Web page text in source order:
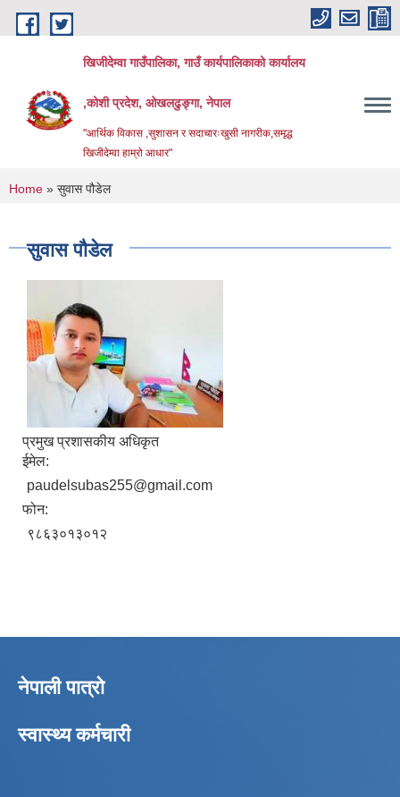
Skip to main content
खिजीदेम्वा गाउँपालिका, गाउँ कार्यपालिकाको कार्यालय
,कोशी प्रदेश, ओखलढुङ्गा, नेपाल
"आर्थिक विकास ,सुशासन र सदाचारःखुसी नागरीक,समृद्ध
खिजीदेम्वा हाम्रो आधार"
You are here
Home » सुवास पौडेल
सुवास पौडेल
प्रमुख प्रशासकीय अधिकृत
ईमेल:
paudelsubas255@gmail.com
फोन:
९८६३०१३०१२
नेपाली पात्रो
स्वास्थ्य कर्मचारी